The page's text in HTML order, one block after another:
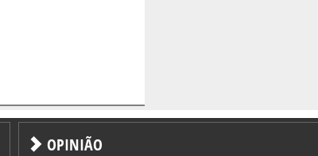
OPINIÃO